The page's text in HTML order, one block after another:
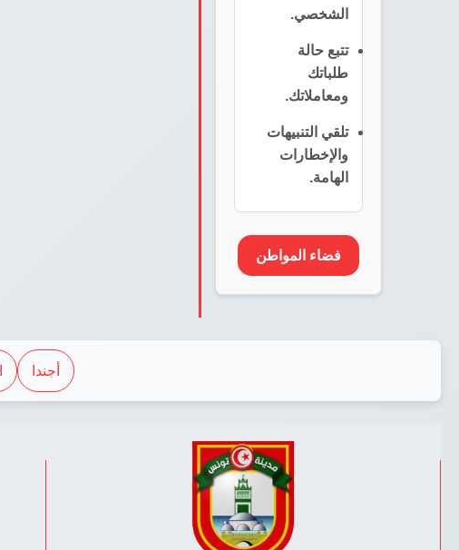
الشخصي.
تتبع حالة
طلباتك
ومعاملاتك.
تلقي التنبيهات
والإخطارات
الهامة.
فضاء المواطن
أجندا